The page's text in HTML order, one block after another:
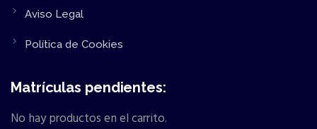
Aviso Legal
Política de Cookies
Matrículas pendientes:
No hay productos en el carrito.